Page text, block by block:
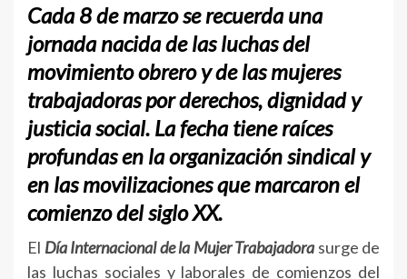
Cada 8 de marzo se recuerda una
jornada nacida de las luchas del
movimiento obrero y de las mujeres
trabajadoras por derechos, dignidad y
justicia social. La fecha tiene raíces
profundas en la organización sindical y
en las movilizaciones que marcaron el
comienzo del siglo XX.
El Día Internacional de la Mujer Trabajadorasurge de
las luchas sociales y laborales de comienzos del